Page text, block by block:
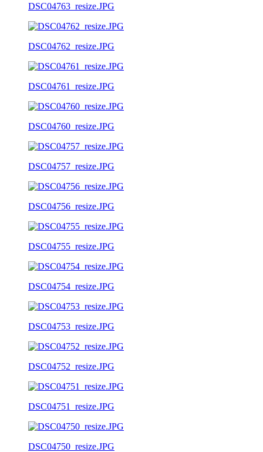
DSC04763_resize.JPG
DSC04762_resize.JPG
DSC04761_resize.JPG
DSC04760_resize.JPG
DSC04757_resize.JPG
DSC04756_resize.JPG
DSC04755_resize.JPG
DSC04754_resize.JPG
DSC04753_resize.JPG
DSC04752_resize.JPG
DSC04751_resize.JPG
DSC04750_resize.JPG